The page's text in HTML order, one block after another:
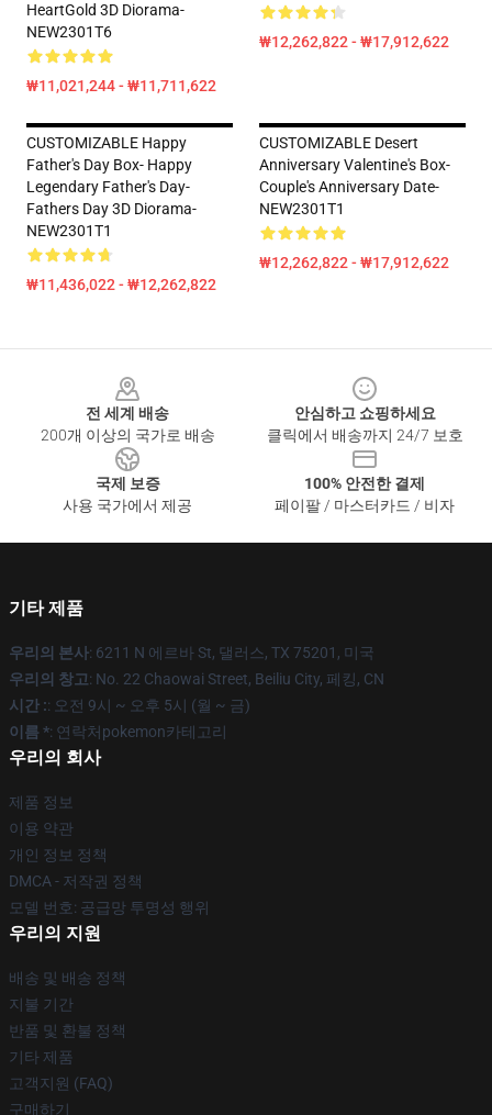
HeartGold 3D Diorama-
NEW2301T6
₩11,021,244 - ₩11,711,622
₩12,262,822 - ₩17,912,622
CUSTOMIZABLE Happy
Father's Day Box- Happy
Legendary Father's Day-
Fathers Day 3D Diorama-
NEW2301T1
₩11,436,022 - ₩12,262,822
CUSTOMIZABLE Desert
Anniversary Valentine's Box-
Couple's Anniversary Date-
NEW2301T1
₩12,262,822 - ₩17,912,622
전 세계 배송
200개 이상의 국가로 배송
안심하고 쇼핑하세요
클릭에서 배송까지 24/7 보호
국제 보증
사용 국가에서 제공
100% 안전한 결제
페이팔 / 마스터카드 / 비자
기타 제품
우리의 본사: 6211 N 에르바 St, 댈러스, TX 75201, 미국
우리의 창고: No. 22 Chaowai Street, Beiliu City, 페킹, CN
시간 :: 오전 9시 ~ 오후 5시 (월 ~ 금)
이름 *: 연락처pokemon카테고리
우리의 회사
제품 정보
이용 약관
개인 정보 정책
DMCA - 저작권 정책
모델 번호: 공급망 투명성 행위
우리의 지원
배송 및 배송 정책
지불 기간
반품 및 환불 정책
기타 제품
고객지원 (FAQ)
구매하기